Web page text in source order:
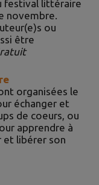
festival littéraire
novembre.
ou
être
organisées le
échanger et
de coeurs, ou
apprendre à
et libérer son